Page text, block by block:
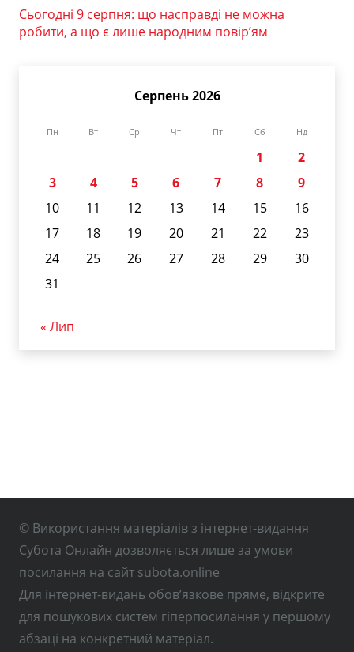
Сьогодні 9 серпня: що насправді не можна
робити, а що є лише народним повір’ям
Серпень 2026
Пн Вт Ср Чт Пт Сб Нд
1
2
3
4 5 6 7 8
9
10
11 12 13 14 15
16
17
18 19 20 21 22
23
24
25 26 27 28 29
30
31
« Лип
© Використання матеріалів з інтернет-видання
Субота Онлайн дозволяється лише за умови
посилання на сайт subota.online
Для інтернет-видань обов’язкове пряме, відкрите
для пошукових систем гіперпосилання у першому
абзаці на конкретний матеріал.